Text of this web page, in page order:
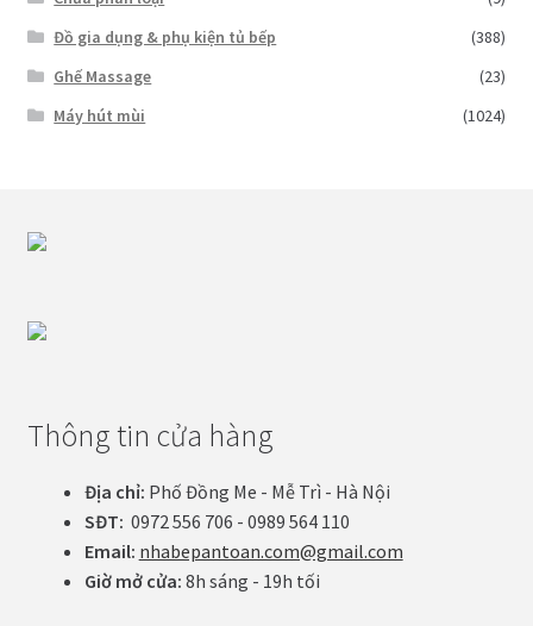
Đồ gia dụng & phụ kiện tủ bếp
(388)
Ghế Massage
(23)
Máy hút mùi
(1024)
Thông tin cửa hàng
Địa chỉ: Phố Đồng Me - Mễ Trì - Hà Nội
SĐT: 0972 556 706 - 0989 564 110
Email: nhabepantoan.com@gmail.com
Giờ mở cửa: 8h sáng - 19h tối